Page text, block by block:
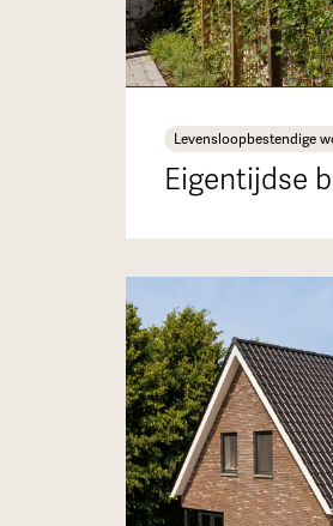
Levensloopbestendige
Eigentijdse